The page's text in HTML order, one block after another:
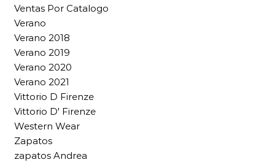
Ventas Por Catalogo
Verano
Verano 2018
Verano 2019
Verano 2020
Verano 2021
Vittorio D Firenze
Vittorio D' Firenze
Western Wear
Zapatos
zapatos Andrea